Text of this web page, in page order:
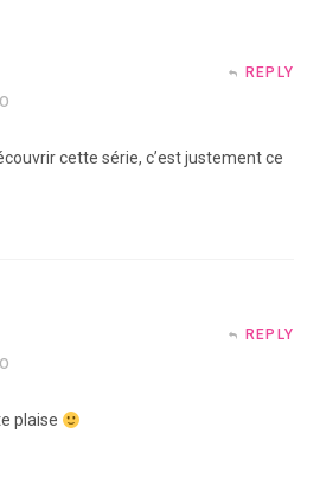
REPLY
cette série, c’est justement ce
REPLY
plaise